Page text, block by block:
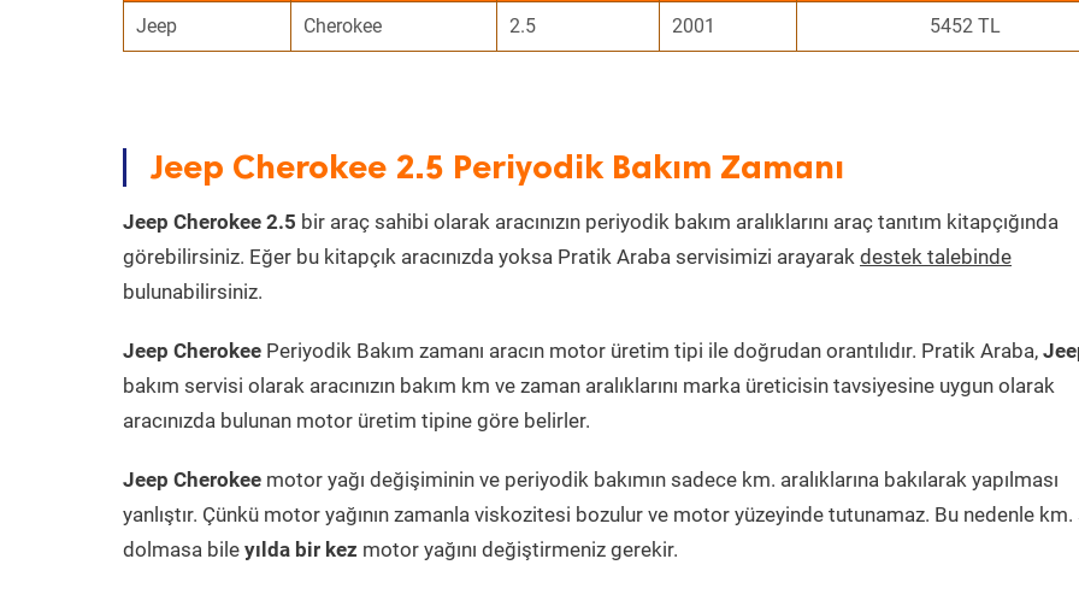
Jeep Cherokee 2.5 2001 5452 TL
Jeep Cherokee 2.5 Periyodik Bakım Zamanı
Jeep Cherokee 2.5 bir araç sahibi olarak aracınızın periyodik bakım aralıklarını araç tanıtım kitapçığında
görebilirsiniz. Eğer bu kitapçık aracınızda yoksa Pratik Araba servisimizi arayarak destek talebinde
bulunabilirsiniz.
Jeep Cherokee Periyodik Bakım zamanı aracın motor üretim tipi ile doğrudan orantılıdır. Pratik Araba,
bakım servisi olarak aracınızın bakım km ve zaman aralıklarını marka üreticisin tavsiyesine uygun olarak
aracınızda bulunan motor üretim tipine göre belirler.
Jeep Cherokee motor yağı değişiminin ve periyodik bakımın sadece km. aralıklarına bakılarak yapılması
yanlıştır. Çünkü motor yağının zamanla viskozitesi bozulur ve motor yüzeyinde tutunamaz. Bu nedenle
dolmasa bile yılda bir kez motor yağını değiştirmeniz gerekir.